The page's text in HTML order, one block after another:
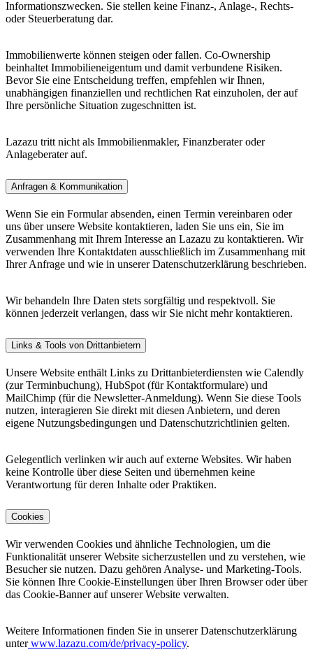
Informationszwecken. Sie stellen keine Finanz-, Anlage-, Rechts-
oder Steuerberatung dar.
Immobilienwerte können steigen oder fallen. Co-Ownership
beinhaltet Immobilieneigentum und damit verbundene Risiken.
Bevor Sie eine Entscheidung treffen, empfehlen wir Ihnen,
unabhängigen finanziellen und rechtlichen Rat einzuholen, der auf
Ihre persönliche Situation zugeschnitten ist.
Lazazu tritt nicht als Immobilienmakler, Finanzberater oder
Anlageberater auf.
Anfragen & Kommunikation
Wenn Sie ein Formular absenden, einen Termin vereinbaren oder
uns über unsere Website kontaktieren, laden Sie uns ein, Sie im
Zusammenhang mit Ihrem Interesse an Lazazu zu kontaktieren. Wir
verwenden Ihre Kontaktdaten ausschließlich im Zusammenhang mit
Ihrer Anfrage und wie in unserer Datenschutzerklärung beschrieben.
Wir behandeln Ihre Daten stets sorgfältig und respektvoll. Sie
können jederzeit verlangen, dass wir Sie nicht mehr kontaktieren.
Links & Tools von Drittanbietern
Unsere Website enthält Links zu Drittanbieterdiensten wie Calendly
(zur Terminbuchung), HubSpot (für Kontaktformulare) und
MailChimp (für die Newsletter-Anmeldung). Wenn Sie diese Tools
nutzen, interagieren Sie direkt mit diesen Anbietern, und deren
eigene Nutzungsbedingungen und Datenschutzrichtlinien gelten.
Gelegentlich verlinken wir auch auf externe Websites. Wir haben
keine Kontrolle über diese Seiten und übernehmen keine
Verantwortung für deren Inhalte oder Praktiken.
Cookies
Wir verwenden Cookies und ähnliche Technologien, um die
Funktionalität unserer Website sicherzustellen und zu verstehen, wie
Besucher sie nutzen. Dazu gehören Analyse- und Marketing-Tools.
Sie können Ihre Cookie-Einstellungen über Ihren Browser oder über
das Cookie-Banner auf unserer Website verwalten.
Weitere Informationen finden Sie in unserer Datenschutzerklärung
unter www.lazazu.com/de/privacy-policy.